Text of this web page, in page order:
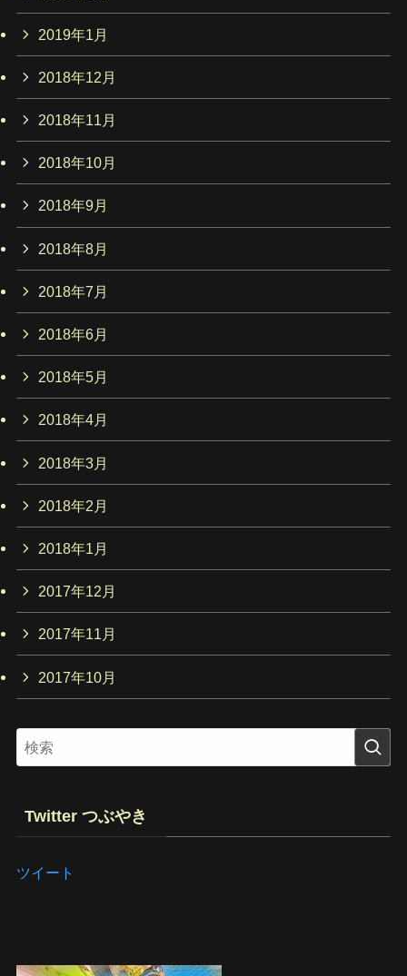
2019年1月
2018年12月
2018年11月
2018年10月
2018年9月
2018年8月
2018年7月
2018年6月
2018年5月
2018年4月
2018年3月
2018年2月
2018年1月
2017年12月
2017年11月
2017年10月
Twitter つぶやき
ツイート